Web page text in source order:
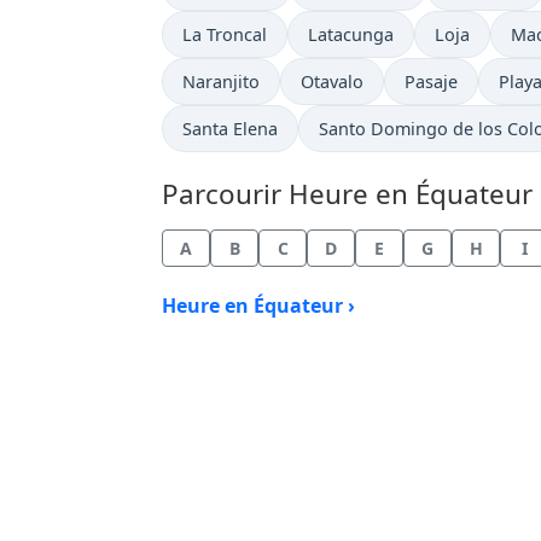
Heure actuelle à
La Troncal Heure actuelle à
Latacunga Heure
Loja
Heure actuelle à
Naranjito Heure actuelle à
Otavalo Heure actuelle à
Pasaje
Heure actuelle à
Santa Elena Heure actuelle à
Santo Domingo de los
Parcourir Heure en
A B C D E G H I
Heure en Équateur ›